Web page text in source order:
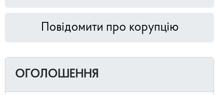
Повідомити про корупцію
ОГОЛОШЕННЯ